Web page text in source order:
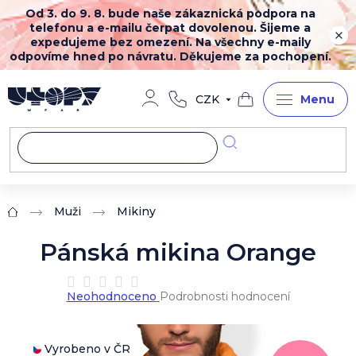
Přejít
na
obsah
Od 3. do 9. 8. bude naše zákaznická podpora na
telefonu a e-mailu čerpat dovolenou. Šijeme a
expedujeme bez omezení. Na všechny e-maily
odpovíme hned po návratu. Děkujeme za pochopení.
CZK
Nákupní
košík
Domů Muži Mikiny
Pánská mikina Orange
Průměrné
hodnocení
0,0
Neohodnoceno Podrobnosti hodnocení
Vyrobeno v ČR